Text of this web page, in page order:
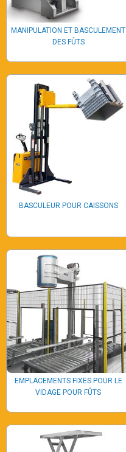
MANIPULATION ET BASCULEMENT
DES FÛTS
BASCULEUR POUR CAISSONS
EMPLACEMENTS FIXES POUR LE
VIDAGE POUR FÛTS